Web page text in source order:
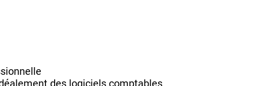
des logiciels comptables